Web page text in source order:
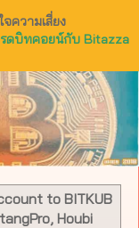
ความเสี่ยง
รดบิทคอยน์กับ Bitazza
to BITKUB
Houbi